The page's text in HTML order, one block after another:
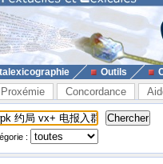
Outils
Proxémie Concordance
: